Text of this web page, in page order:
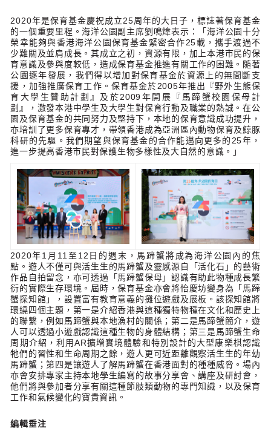
2020年是保育基金慶祝成立25周年的大日子，標誌著保育基金
的一個重要里程。海洋公園副主席劉鳴煒表示：「海洋公園十分
榮幸能夠與香港海洋公園保育基金緊密合作25載，攜手渡過不
少難關及並肩成長。其成立之初，資源有限，加上本港市民的保
育意識及參與度較低，造成保育基金推進有關工作的困難。隨著
公園逐年發展，我們得以增加對保育基金於資源上的無間斷支
援，加強推廣保育工作。保育基金於2005年推出『野外生態保
育大學生贊助計劃』及於2009年開展『馬蹄蟹校園保母計
劃』，激發本港中學生及大學生對保育行動及職業的熱誠。在公
園及保育基金的共同努力及堅持下，本地的保育意識成功提升，
亦培訓了更多保育專才，帶領香港成為亞洲區內動物保育及鯨豚
科研的先驅。我們期望與保育基金的合作能邁向更多的25年，
進一步提高香港市民對保護生物多樣性及大自然的意識。」
2020年1月11至12日的週末，馬蹄蟹將成為海洋公園內的焦
點。遊人不僅可與活生生的馬蹄蟹及靈感源自「活化石」的藝術
作品自拍留念，亦可透過「馬蹄蟹保母」認識有助此物種成長繁
衍的實際生存環境。屆時，保育基金亦會將怡慶坊變身為「馬蹄
蟹探知館」，設置富有教育意義的攤位遊戲及展板。該探知館將
環繞四個主題，第一是介紹香港與這種獨特物種在文化和歷史上
的聯繫，例如馬蹄蟹與本地漁村的關係；第二是馬蹄蟹簡介，遊
人可以透過小遊戲認識這種生物的身體結構；第三是馬蹄蟹生命
周期介紹，利用AR擴增實境體驗和特別設計的大型康樂棋認識
牠們的習性和生命周期之餘，遊人更可近距離觀察活生生的年幼
馬蹄蟹；第四是讓遊人了解馬蹄蟹在香港面對的種種威脅。場內
亦會安排專家主持本地學生編寫的故事分享會、講座及研討會，
他們將與參加者分享有關這種節肢類動物的專門知識，以及保育
工作和氣候變化的寶貴資訊。
編輯垂注